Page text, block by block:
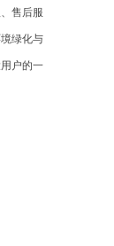
售后服
绿化与
户的一